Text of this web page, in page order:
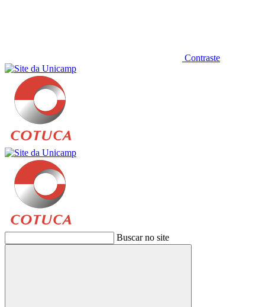
Contraste
Buscar no site